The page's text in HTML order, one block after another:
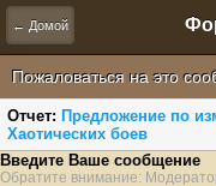
← Домой
Пожаловаться на это
Отчет: Предложение по
Хаотических боев
Введите Ваше сообщение
Обратите внимание: